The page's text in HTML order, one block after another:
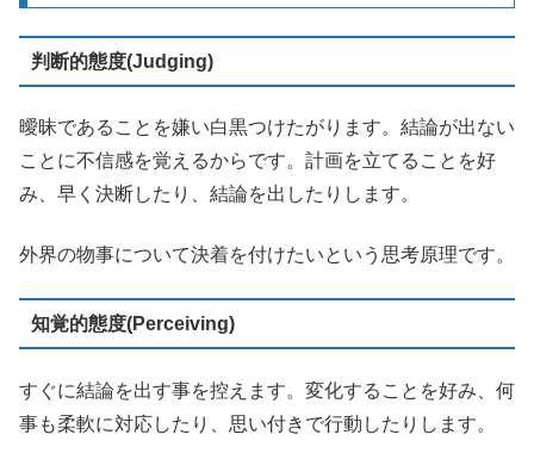
判断的態度(Judging)
曖昧であることを嫌い白黒つけたがります。結論が出ない
ことに不信感を覚えるからです。計画を立てることを好
み、早く決断したり、結論を出したりします。
外界の物事について決着を付けたいという思考原理です。
知覚的態度(Perceiving)
すぐに結論を出す事を控えます。変化することを好み、何
事も柔軟に対応したり、思い付きで行動したりします。